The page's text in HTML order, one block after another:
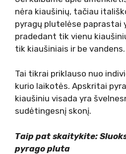
nėra kiaušinių, tačiau
pyragų plutelėse paprastai
pradedant tik vienu
tik kiaušiniais ir be vandens.
Tai tikrai priklauso nuo
kurio laikotės. Apskritai
kiaušiniu visada yra
sudėtingesnį skonį.
Taip pat skaitykite:
pyrago pluta